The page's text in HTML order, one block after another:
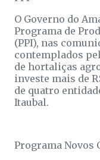
O Governo do
Programa de
(PPI), nas
contemplados
de hortaliças
investe mais de
de quatro
Itaubal.
Programa Novos